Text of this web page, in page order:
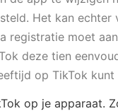
Het kan echter
registratie moet
deze tien
op TikTok kunt
op je apparaat.